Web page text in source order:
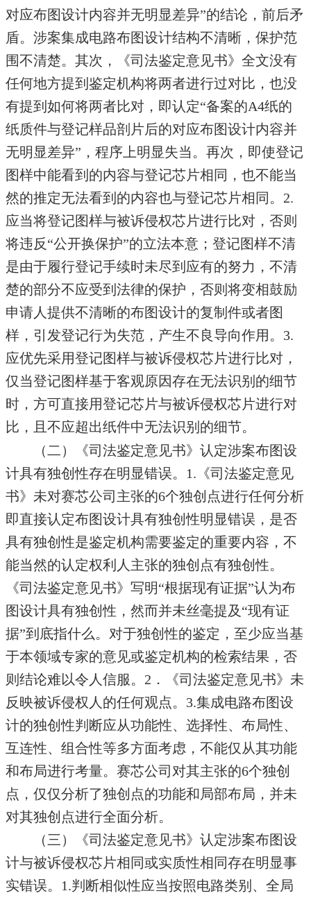
对应布图设计内容并无明显差异”的结论，前后矛
盾。涉案集成电路布图设计结构不清晰，保护范
围不清楚。其次，《司法鉴定意见书》全文没有
任何地方提到鉴定机构将两者进行过对比，也没
有提到如何将两者比对，即认定“备案的A4纸的
纸质件与登记样品剖片后的对应布图设计内容并
无明显差异”，程序上明显失当。再次，即使登记
图样中能看到的内容与登记芯片相同，也不能当
然的推定无法看到的内容也与登记芯片相同。2.
应当将登记图样与被诉侵权芯片进行比对，否则
将违反“公开换保护”的立法本意；登记图样不清
是由于履行登记手续时未尽到应有的努力，不清
楚的部分不应受到法律的保护，否则将变相鼓励
申请人提供不清晰的布图设计的复制件或者图
样，引发登记行为失范，产生不良导向作用。3.
应优先采用登记图样与被诉侵权芯片进行比对，
仅当登记图样基于客观原因存在无法识别的细节
时，方可直接用登记芯片与被诉侵权芯片进行对
比，且不应超出纸件中无法识别的细节。
（二）《司法鉴定意见书》认定涉案布图设
计具有独创性存在明显错误。1.《司法鉴定意见
书》未对赛芯公司主张的6个独创点进行任何分析
即直接认定布图设计具有独创性明显错误，是否
具有独创性是鉴定机构需要鉴定的重要内容，不
能当然的认定权利人主张的独创点有独创性。
《司法鉴定意见书》写明“根据现有证据”认为布
图设计具有独创性，然而并未丝毫提及“现有证
据”到底指什么。对于独创性的鉴定，至少应当基
于本领域专家的意见或鉴定机构的检索结果，否
则结论难以令人信服。2．《司法鉴定意见书》未
反映被诉侵权人的任何观点。3.集成电路布图设
计的独创性判断应从功能性、选择性、布局性、
互连性、组合性等多方面考虑，不能仅从其功能
和布局进行考量。赛芯公司对其主张的6个独创
点，仅仅分析了独创点的功能和局部布局，并未
对其独创点进行全面分析。
（三）《司法鉴定意见书》认定涉案布图设
计与被诉侵权芯片相同或实质性相同存在明显事
实错误。1.判断相似性应当按照电路类别、全局